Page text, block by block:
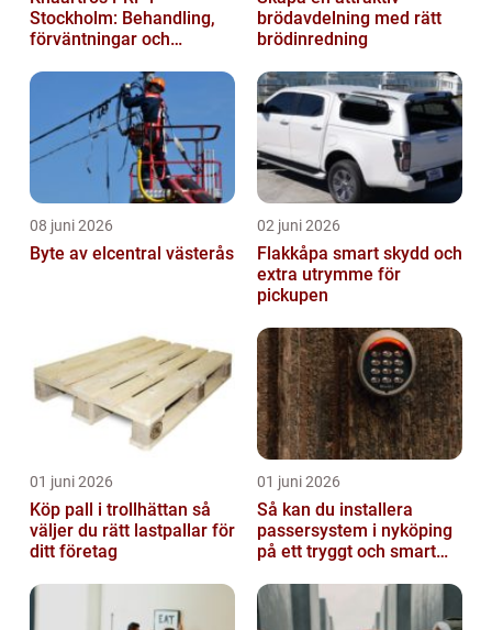
Stockholm: Behandling,
förväntningar och
brödavdelning med rätt
brödinredning
08 juni 2026
Byte av elcentral västerås
02 juni 2026
Flakkåpa smart skydd och
extra utrymme för
pickupen
01 juni 2026
Köp pall i trollhättan så
väljer du rätt lastpallar för
ditt företag
01 juni 2026
Så kan du installera
passersystem i nyköping
på ett tryggt och smart